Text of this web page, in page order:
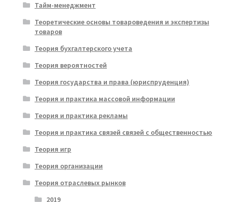
Тайм-менеджмент
Теоретические основы товароведения и экспертизы
товаров
Теория бухгалтерского учета
Теория вероятностей
Теория государства и права (юриспруденция)
Теория и практика массовой информации
Теория и практика рекламы
Теория и практика связей связей с общественностью
Теория игр
Теория организации
Теория отраслевых рынков
2019